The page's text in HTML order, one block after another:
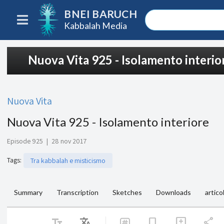
BNEI BARUCH
Kabbalah Media
Nuova Vita 925 - Isolamento
Nuova Vita
Nuova Vita 925 - Isolamento interiore
Episode 925 | 28 nov 2017
Tags: Tra kabbalah e misticismo
Summary Transcription Sketches Downloads